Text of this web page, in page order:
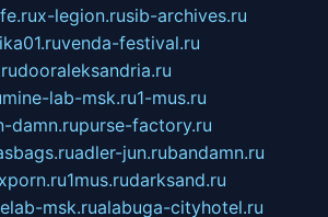
x-legion.rusib-archives.ru
venda-festival.ru
dooraleksandria.ru
mine-lab-msk.ru1-mus.ru
damn.rupurse-factory.ru
adler-jun.rubandamn.ru
1mus.rudarksand.ru
msk.rualabuga-cityhotel.ru